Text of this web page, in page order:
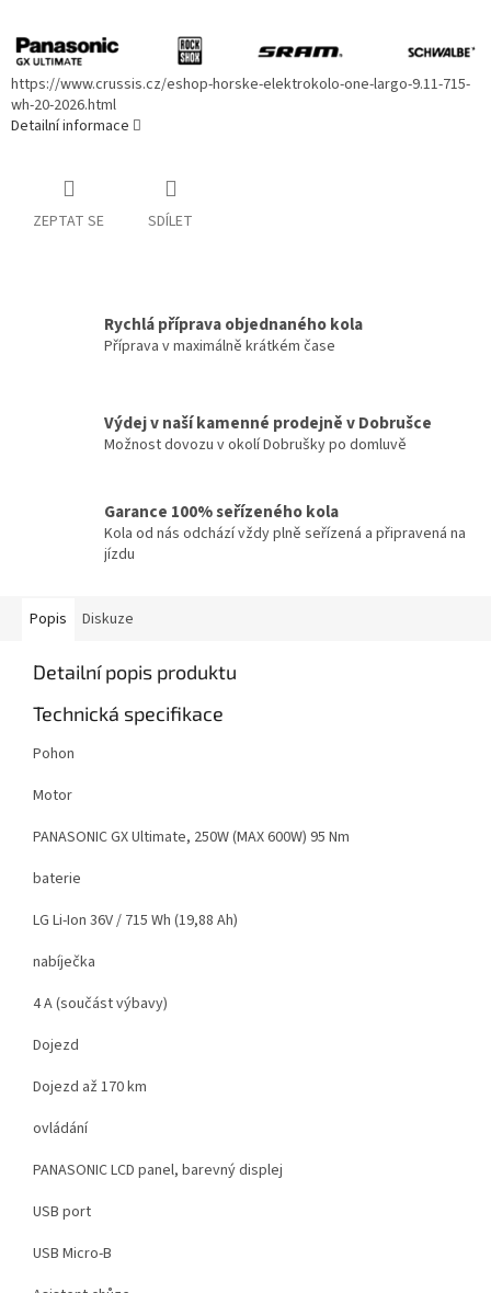
https://www.crussis.cz/eshop-horske-elektrokolo-one-largo-9.11-715-
wh-20-2026.html
Detailní informace
ZEPTAT SE SDÍLET
Rychlá příprava objednaného kola
Příprava v maximálně krátkém čase
Výdej v naší kamenné prodejně v Dobrušce
Možnost dovozu v okolí Dobrušky po domluvě
Garance 100% seřízeného kola
Kola od nás odchází vždy plně seřízená a připravená na
jízdu
Popis Diskuze
Detailní popis produktu
Technická specifikace
Pohon
Motor
PANASONIC GX Ultimate, 250W (MAX 600W) 95 Nm
baterie
LG Li-Ion 36V / 715 Wh (19,88 Ah)
nabíječka
4 A (součást výbavy)
Dojezd
Dojezd až 170 km
ovládání
PANASONIC LCD panel, barevný displej
USB port
USB Micro-B